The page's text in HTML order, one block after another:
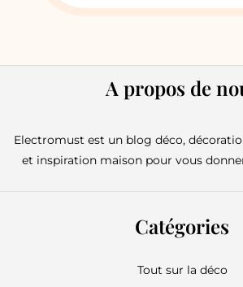
A propos de
Electromust est un blog déco,
et inspiration maison pour vous
Catégories
Tout sur la déco